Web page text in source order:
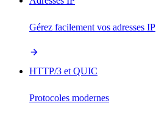
Gérez facilement vos adresses IP
HTTP/3 et QUIC
Protocoles modernes